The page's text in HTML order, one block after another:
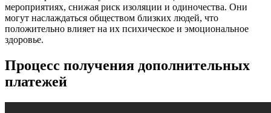
мероприятиях, снижая риск изоляции и одиночества. Они
могут наслаждаться обществом близких людей, что
положительно влияет на их психическое и эмоциональное
здоровье.
Процесс получения дополнительных
платежей